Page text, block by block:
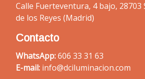
Calle Fuerteventura, 4 bajo, 28703
de los Reyes (Madrid)
Contacto
WhatsApp:606 33 31 63
E-mail: info@dciluminacion.com